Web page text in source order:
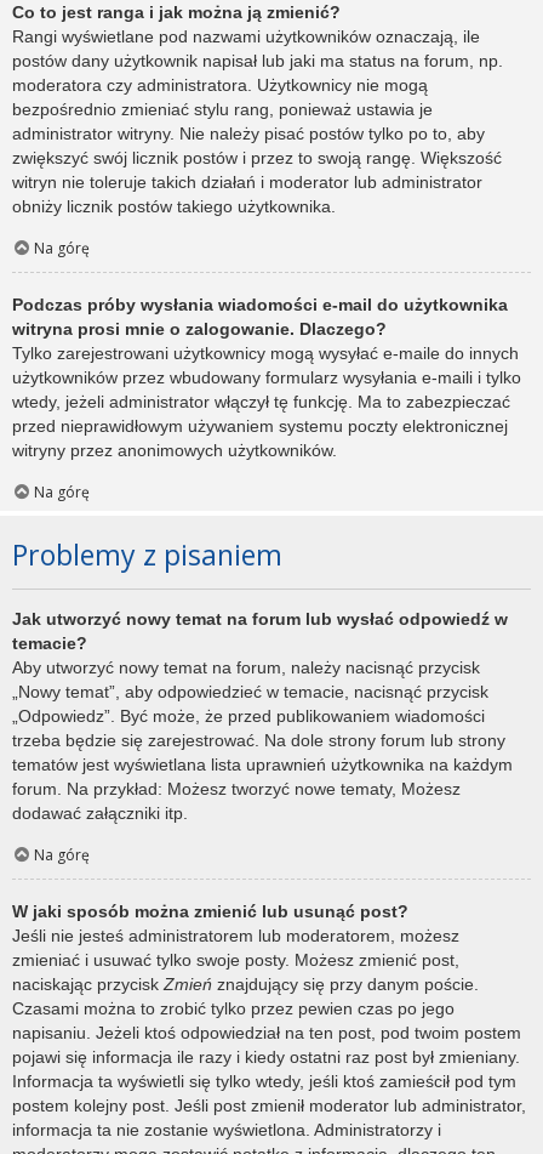
Co to jest ranga i jak można ją zmienić?
Rangi wyświetlane pod nazwami użytkowników oznaczają, ile
postów dany użytkownik napisał lub jaki ma status na forum, np.
moderatora czy administratora. Użytkownicy nie mogą
bezpośrednio zmieniać stylu rang, ponieważ ustawia je
administrator witryny. Nie należy pisać postów tylko po to, aby
zwiększyć swój licznik postów i przez to swoją rangę. Większość
witryn nie toleruje takich działań i moderator lub administrator
obniży licznik postów takiego użytkownika.
Na górę
Podczas próby wysłania wiadomości e-mail do użytkownika
witryna prosi mnie o zalogowanie. Dlaczego?
Tylko zarejestrowani użytkownicy mogą wysyłać e-maile do innych
użytkowników przez wbudowany formularz wysyłania e-maili i tylko
wtedy, jeżeli administrator włączył tę funkcję. Ma to zabezpieczać
przed nieprawidłowym używaniem systemu poczty elektronicznej
witryny przez anonimowych użytkowników.
Na górę
Problemy z pisaniem
Jak utworzyć nowy temat na forum lub wysłać odpowiedź w
temacie?
Aby utworzyć nowy temat na forum, należy nacisnąć przycisk
„Nowy temat”, aby odpowiedzieć w temacie, nacisnąć przycisk
„Odpowiedz”. Być może, że przed publikowaniem wiadomości
trzeba będzie się zarejestrować. Na dole strony forum lub strony
tematów jest wyświetlana lista uprawnień użytkownika na każdym
forum. Na przykład: Możesz tworzyć nowe tematy, Możesz
dodawać załączniki itp.
Na górę
W jaki sposób można zmienić lub usunąć post?
Jeśli nie jesteś administratorem lub moderatorem, możesz
zmieniać i usuwać tylko swoje posty. Możesz zmienić post,
naciskając przycisk Zmień znajdujący się przy danym poście.
Czasami można to zrobić tylko przez pewien czas po jego
napisaniu. Jeżeli ktoś odpowiedział na ten post, pod twoim postem
pojawi się informacja ile razy i kiedy ostatni raz post był zmieniany.
Informacja ta wyświetli się tylko wtedy, jeśli ktoś zamieścił pod tym
postem kolejny post. Jeśli post zmienił moderator lub administrator,
informacja ta nie zostanie wyświetlona. Administratorzy i